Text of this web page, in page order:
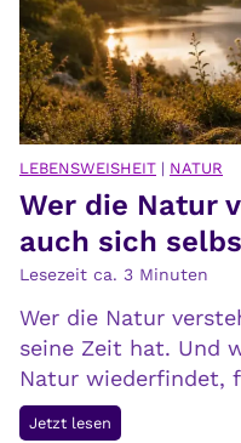
LEBENSWEISHEIT | NATUR
Wer die Natur
auch sich
Lesezeit ca. 3 Minuten
Wer die Natur
seine Zeit hat. Und
Natur wiederfindet,
Jetzt lesen